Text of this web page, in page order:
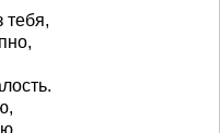
тебя,